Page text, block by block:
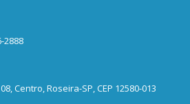
2888
Centro, Roseira-SP, CEP 12580-013